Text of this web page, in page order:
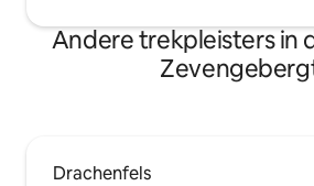
Andere trekpleisters in
Drachenfels